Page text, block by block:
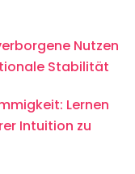
Nutzen
Stabilität
Lernen
Intuition zu